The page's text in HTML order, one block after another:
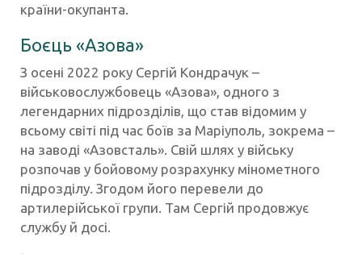
країни-окупанта.
Боєць «Азова»
З осені 2022 року Сергій Кондрачук –
військовослужбовець «Азова», одного з
легендарних підрозділів, що став відомим у
всьому світі під час боїв за Маріуполь, зокрема –
на заводі «Азовсталь». Свій шлях у війську
розпочав у бойовому розрахунку мінометного
підрозділу. Згодом його перевели до
артилерійської групи. Там Сергій продовжує
службу й досі.